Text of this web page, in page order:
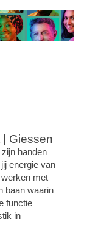
Giessen
handen
energie van
met
baan waarin
functie
in